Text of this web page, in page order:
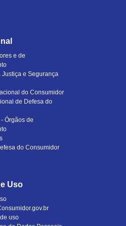
e de
Justiça e Segurança
do Consumidor
de Defesa do
Órgãos de
do Consumidor
Uso
uso